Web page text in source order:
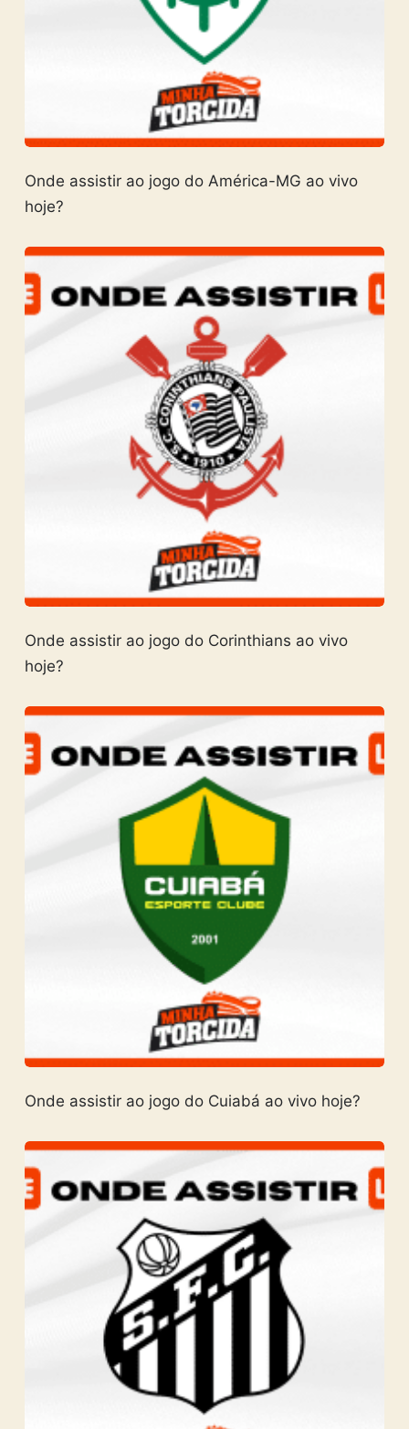
Onde assistir ao jogo do América-MG ao vivo
hoje?
Onde assistir ao jogo do Corinthians ao vivo
hoje?
Onde assistir ao jogo do Cuiabá ao vivo hoje?